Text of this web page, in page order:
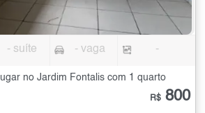
- suíte - vaga -
no Jardim Fontalis com 1 quarto
R$ 800